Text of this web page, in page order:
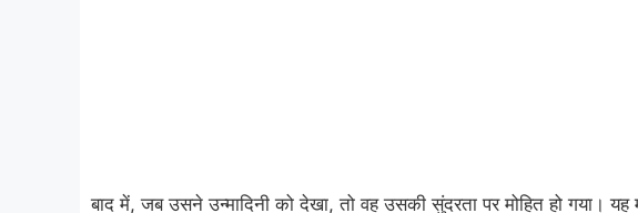
बाद में, जब उसने उन्मादिनी को देखा, तो वह उसकी सुंदरता पर मोहित हो गया।